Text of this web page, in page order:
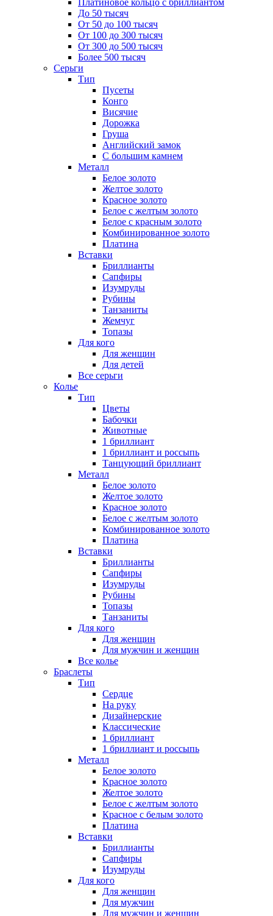
Платиновое кольцо с бриллиантом
До 50 тысяч
От 50 до 100 тысяч
От 100 до 300 тысяч
От 300 до 500 тысяч
Более 500 тысяч
Серьги
Тип
Пусеты
Конго
Висячие
Дорожка
Груша
Английский замок
С большим камнем
Металл
Белое золото
Желтое золото
Красное золото
Белое с желтым золото
Белое с красным золото
Комбинированное золото
Платина
Вставки
Бриллианты
Сапфиры
Изумруды
Рубины
Танзаниты
Жемчуг
Топазы
Для кого
Для женщин
Для детей
Все серьги
Колье
Тип
Цветы
Бабочки
Животные
1 бриллиант
1 бриллиант и россыпь
Танцующий бриллиант
Металл
Белое золото
Желтое золото
Красное золото
Белое с желтым золото
Комбинированное золото
Платина
Вставки
Бриллианты
Сапфиры
Изумруды
Рубины
Топазы
Танзаниты
Для кого
Для женщин
Для мужчин и женщин
Все колье
Браслеты
Тип
Сердце
На руку
Дизайнерские
Классические
1 бриллиант
1 бриллиант и россыпь
Металл
Белое золото
Красное золото
Желтое золото
Белое с желтым золото
Красное с белым золото
Платина
Вставки
Бриллианты
Сапфиры
Изумруды
Для кого
Для женщин
Для мужчин
Для мужчин и женщин